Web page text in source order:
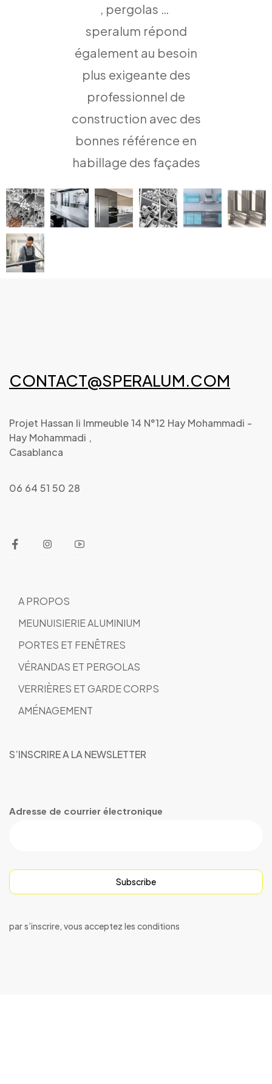
, pergolas …
speralum répond
également au besoin
plus exigeante des
professionnel de
construction avec des
bonnes référence en
habillage des façades
CONTACT@SPERALUM.COM
Projet Hassan Ii Immeuble 14 N°12 Hay Mohammadi -
Hay Mohammadi ,
Casablanca
06 64 51 50 28
A PROPOS
MEUNUISIERIE ALUMINIUM
PORTES ET FENÊTRES
VÉRANDAS ET PERGOLAS
VERRIÈRES ET GARDE CORPS
AMÉNAGEMENT
S’INSCRIRE A LA NEWSLETTER
Adresse de courrier électronique
Subscribe
par s’inscrire, vous acceptez les conditions